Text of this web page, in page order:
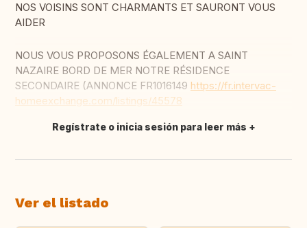
NOS VOISINS SONT CHARMANTS ET SAURONT VOUS
AIDER
NOUS VOUS PROPOSONS ÉGALEMENT A SAINT
NAZAIRE BORD DE MER NOTRE RÉSIDENCE
SECONDAIRE (ANNONCE FR1016149 https://fr.intervac-
homeexchange.com/listings/45578
Traducir
Regístrate o inicia sesión para leer más
Ver el listado